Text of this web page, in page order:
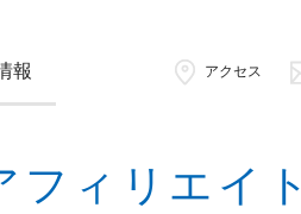
報 アクセス
フィリエイト